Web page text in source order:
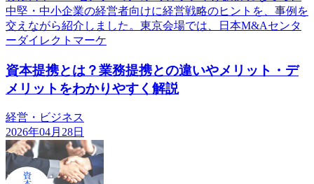
中堅・中小企業の経営者向けに経営戦略のヒントを、事例を
交えながら紹介しました。東京会場では、日本M&Aセンタ
ーダイレクトマーケ
資本提携とは？業務提携との違いやメリット・デ
メリットをわかりやすく解説
経営・ビジネス
2026年04月28日